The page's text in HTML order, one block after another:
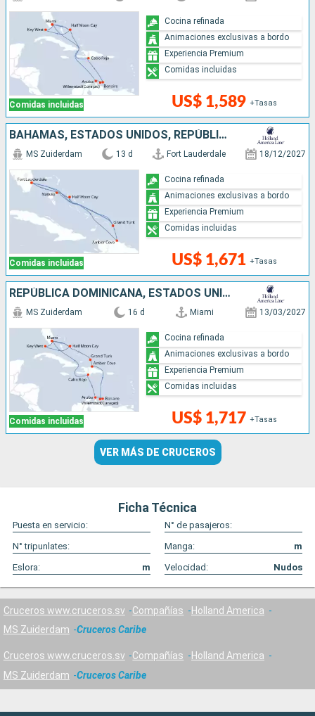
Comidas incluidas US$ 1,589 +Tasas
Cocina refinada
Animaciones exclusivas a bordo
Experiencia Premium
Comidas incluidas
BAHAMAS, ESTADOS UNIDOS, REPÚBLICA DOMINICANA
Comidas incluidas
MS Zuiderdam 13 d Fort Lauderdale 18/12/2027
US$ 1,671 +Tasas
Cocina refinada
Animaciones exclusivas a bordo
Experiencia Premium
Comidas incluidas
REPÚBLICA DOMINICANA, ESTADOS UNIDOS, BAHAMAS, ARUBA
Comidas incluidas
MS Zuiderdam 16 d Miami 13/03/2027
US$ 1,717 +Tasas
Cocina refinada
Animaciones exclusivas a bordo
Experiencia Premium
Comidas incluidas
VER MÁS DE CRUCEROS
Ficha Técnica
Puesta en servicio:
N° de pasajeros:
N° tripunlates:
Manga:
m
Eslora:
m Velocidad: Nudos
Cruceros www.cruceros.sv Compañías
Holland America
MS Zuiderdam
Cruceros Caribe
Cruceros www.cruceros.sv Compañías
Holland America
MS Zuiderdam
Cruceros Caribe